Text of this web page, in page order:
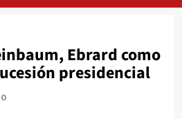
Ebrard como
presidencial
0